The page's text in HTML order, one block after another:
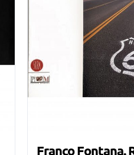
Franco Fontana.